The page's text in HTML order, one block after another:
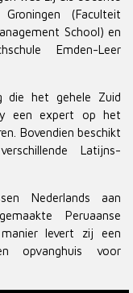
(Faculteit
School) en
Emden-Leer
die het gehele Zuid
een expert op het
Bovendien beschikt
Latijns-
Nederlands aan
Peruaanse
levert zij een
opvanghuis voor